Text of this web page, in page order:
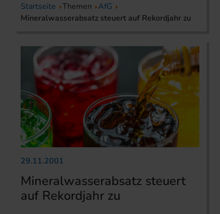
Startseite Themen
AfG
Mineralwasserabsatz steuert auf Rekordjahr zu
29.11.2001
Mineralwasserabsatz steuert
auf Rekordjahr zu